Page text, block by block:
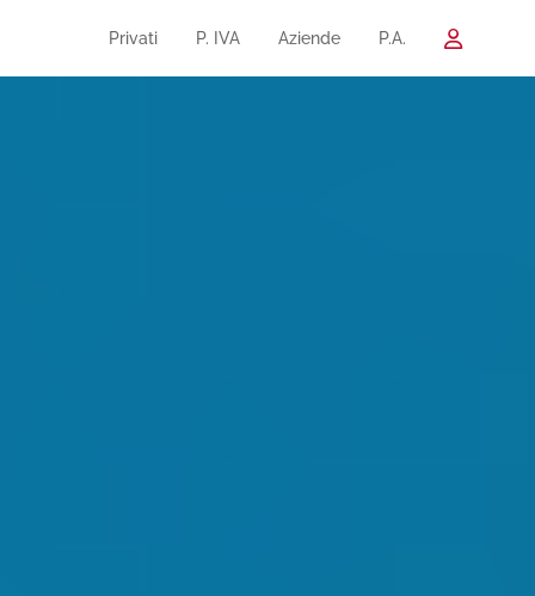
Privati P. IVA Aziende P.A.